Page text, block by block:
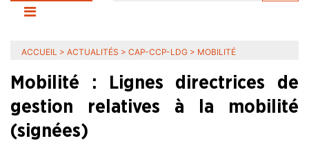
ACCUEIL > ACTUALITÉS > CAP-CCP-LDG > MOBILITÉ
Mobilité : Lignes directrices de
gestion relatives à la mobilité
(signées)